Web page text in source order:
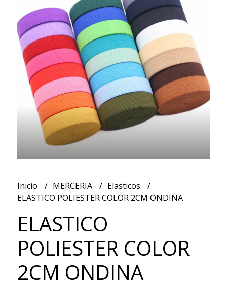
Inicio MERCERIA
Elasticos
ELASTICO POLIESTER COLOR 2CM ONDINA
ELASTICO
POLIESTER COLOR
2CM ONDINA